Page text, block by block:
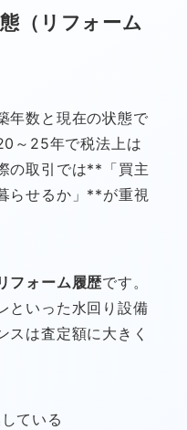
（リフォーム
年数と現在の状態で
～25年で税法上は
の取引では**「買主
らせるか」**が重視
フォーム履歴です。
といった水回り設備
スは査定額に大きく
ている